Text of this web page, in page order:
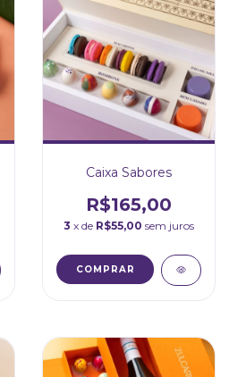
Caixa Sabores
R$165,00
3 x de R$55,00 sem juros